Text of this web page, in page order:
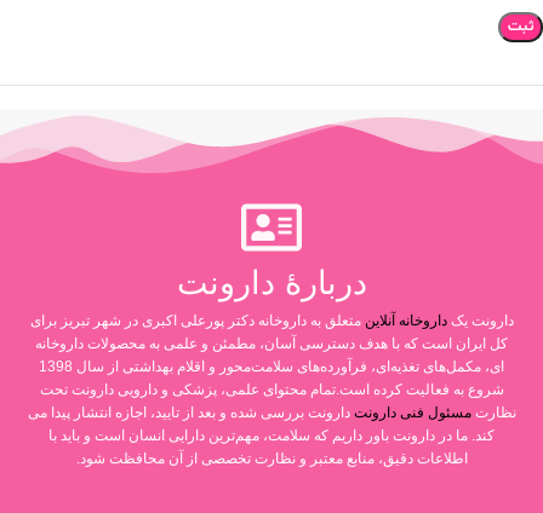
دربارۀ دارونت
دارونت یکداروخانه آنلاین متعلق به داروخانه دکتر پورعلی اکبری در شهر تبریز برای
کل ایران است که با هدف دسترسی آسان، مطمئن و علمی به محصولات داروخانه
ای، مکمل‌های تغذیه‌ای، فرآورده‌های سلامت‌محور و اقلام بهداشتی از سال 1398
شروع به فعالیت کرده است.تمام محتوای علمی، پزشکی و دارویی دارونت تحت
نظارتمسئول فنی دارونت دارونت بررسی شده و بعد از تایید، اجازه انتشار پیدا می
کند. ما در دارونت باور داریم که سلامت، مهم‌ترین دارایی انسان است و باید با
اطلاعات دقیق، منابع معتبر و نظارت تخصصی از آن محافظت شود.